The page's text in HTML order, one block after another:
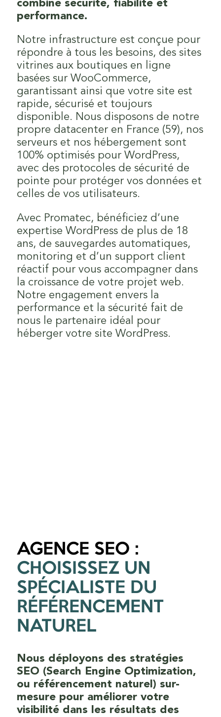
combine sécurité, fiabilité et
performance.
Notre infrastructure est conçue pour
répondre à tous les besoins, des sites
vitrines aux boutiques en ligne
basées sur WooCommerce,
garantissant ainsi que votre site est
rapide, sécurisé et toujours
disponible. Nous disposons de notre
propre datacenter en France (59), nos
serveurs et nos hébergement sont
100% optimisés pour WordPress,
avec des protocoles de sécurité de
pointe pour protéger vos données et
celles de vos utilisateurs.
Avec Promatec, bénéficiez d’une
expertise WordPress de plus de 18
ans, de sauvegardes automatiques,
monitoring et d’un support client
réactif pour vous accompagner dans
la croissance de votre projet web.
Notre engagement envers la
performance et la sécurité fait de
nous le partenaire idéal pour
héberger votre site WordPress.
AGENCE SEO :
CHOISISSEZ UN
SPÉCIALISTE DU
RÉFÉRENCEMENT
NATUREL
Nous déployons des stratégies
SEO (Search Engine Optimization,
ou référencement naturel) sur-
mesure pour améliorer votre
visibilité dans les résultats des